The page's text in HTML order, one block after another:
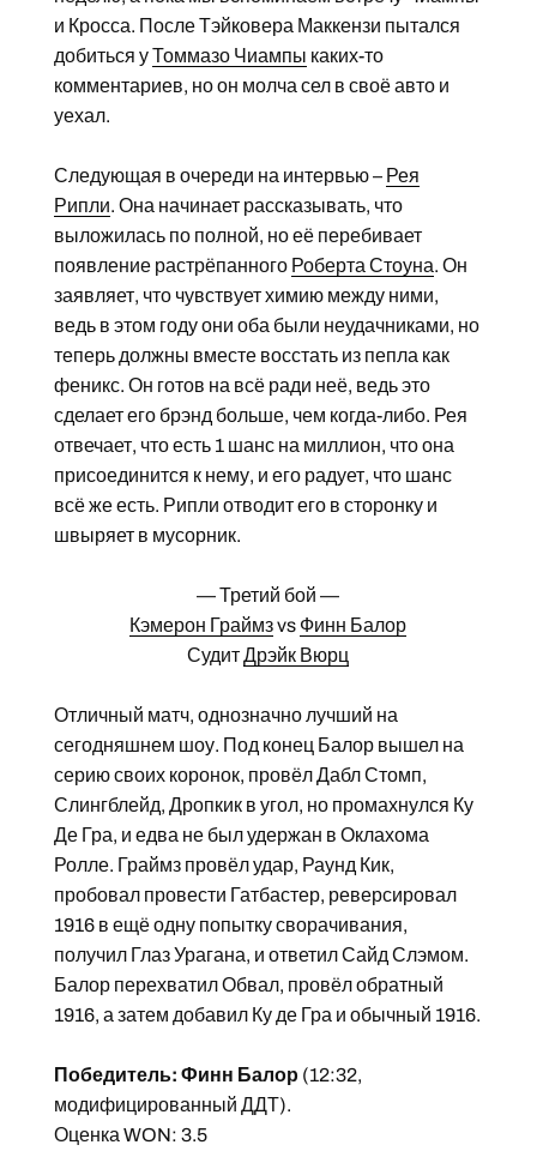
и Кросса. После Тэйковера Маккензи пытался
добиться уТоммазо Чиампы каких-то
комментариев, но он молча сел в своё авто и
уехал.
Следующая в очереди на интервью – Рея
Рипли. Она начинает рассказывать, что
выложилась по полной, но её перебивает
появление растрёпанного Роберта Стоуна. Он
заявляет, что чувствует химию между ними,
ведь в этом году они оба были неудачниками, но
теперь должны вместе восстать из пепла как
феникс. Он готов на всё ради неё, ведь это
сделает его брэнд больше, чем когда-либо. Рея
отвечает, что есть 1 шанс на миллион, что она
присоединится к нему, и его радует, что шанс
всё же есть. Рипли отводит его в сторонку и
швыряет в мусорник.
— Третий бой —
Кэмерон Граймзvs Финн Балор
СудитДрэйк Вюрц
Отличный матч, однозначно лучший на
сегодняшнем шоу. Под конец Балор вышел на
серию своих коронок, провёл Дабл Стомп,
Слингблейд, Дропкик в угол, но промахнулся Ку
Де Гра, и едва не был удержан в Оклахома
Ролле. Граймз провёл удар, Раунд Кик,
пробовал провести Гатбастер, реверсировал
1916 в ещё одну попытку сворачивания,
получил Глаз Урагана, и ответил Сайд Слэмом.
Балор перехватил Обвал, провёл обратный
1916, а затем добавил Ку де Гра и обычный 1916.
Победитель: Финн Балор (12:32,
модифицированный ДДТ).
Оценка WON: 3.5